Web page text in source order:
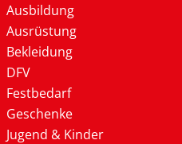
Ausbildung
Ausrüstung
Bekleidung
DFV
Festbedarf
Geschenke
Jugend & Kinder